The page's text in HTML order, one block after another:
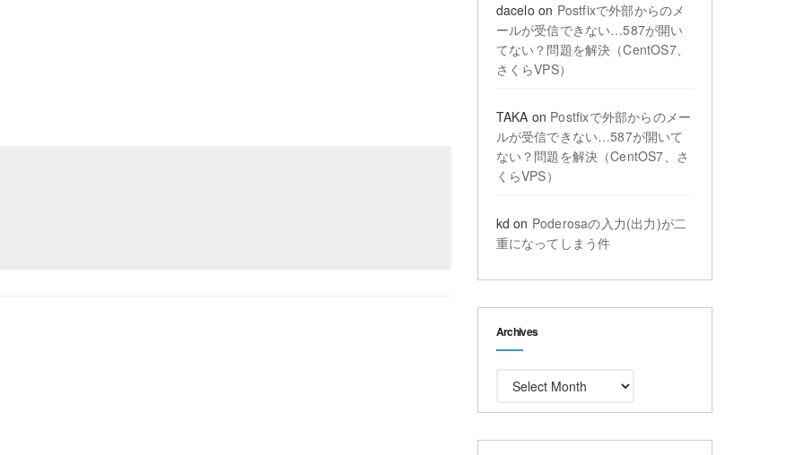
dacelo on Postfixで外部からのメ
ールが受信できない…587が開い
てない？問題を解決（CentOS7、
さくらVPS）
TAKA on Postfixで外部からのメー
ルが受信できない…587が開いて
ない？問題を解決（CentOS7、さ
くらVPS）
kd on Poderosaの入力(出力)が二
重になってしまう件
ArchivesArchives